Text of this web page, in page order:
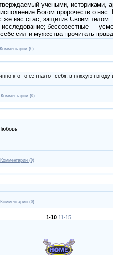
учеными, историками,
Богом пророчеств о
нас спас, защитив Своим телом.
бессовестные —
сил и мужества прочитать
Комментарии (0)
кто то её гнал от себя, в плохую
Комментарии (0)
Комментарии (0)
Комментарии (0)
1-10 11-15